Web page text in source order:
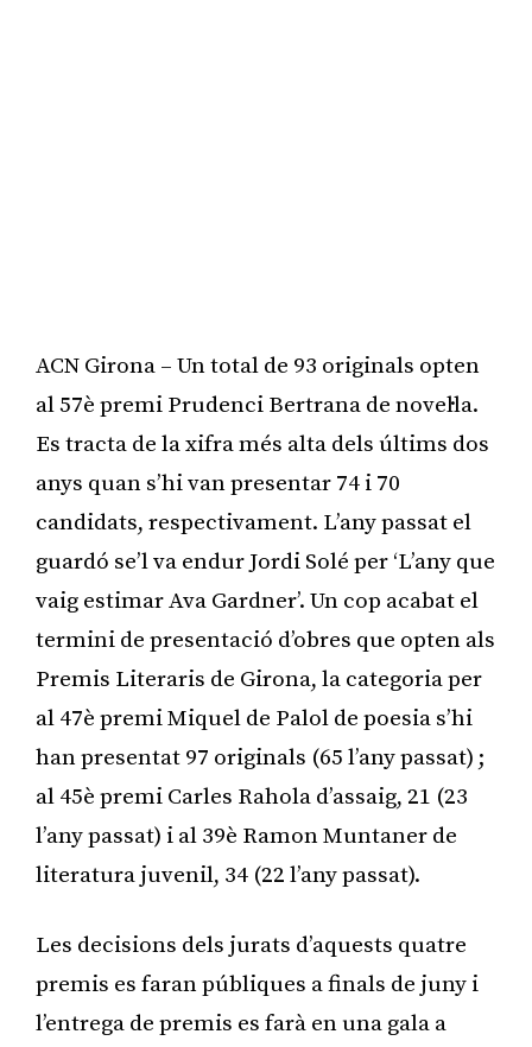
ACN Girona – Un total de 93 originals opten
al 57è premi Prudenci Bertrana de novel·la.
Es tracta de la xifra més alta dels últims dos
anys quan s’hi van presentar 74 i 70
candidats, respectivament. L’any passat el
guardó se’l va endur Jordi Solé per ‘L’any que
vaig estimar Ava Gardner’. Un cop acabat el
termini de presentació d’obres que opten als
Premis Literaris de Girona, la categoria per
al 47è premi Miquel de Palol de poesia s’hi
han presentat 97 originals (65 l’any passat) ;
al 45è premi Carles Rahola d’assaig, 21 (23
l’any passat) i al 39è Ramon Muntaner de
literatura juvenil, 34 (22 l’any passat).
Les decisions dels jurats d’aquests quatre
premis es faran públiques a finals de juny i
l’entrega de premis es farà en una gala a